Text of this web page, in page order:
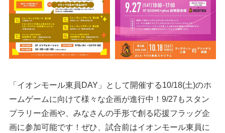
「イオンモール東員DAY」として開催する10/18(土)のホ
ームゲームに向けて様々な企画が進行中！9/27もスタン
プラリー企画や、みなさんの手形で創る応援フラッグ企
画に参加可能です！ぜひ、試合前はイオンモール東員に